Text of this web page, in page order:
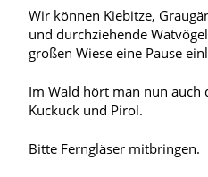
Wir können Kiebitze,
und durchziehende
großen Wiese eine Pause
Im Wald hört man nun auch
Kuckuck und Pirol.
Bitte Ferngläser mitbringen.